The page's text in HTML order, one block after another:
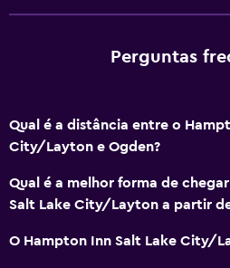
Perguntas
Qual é a distância entre o
City/Layton e Ogden?
Qual é a melhor forma de
Salt Lake City/Layton a partir
O Hampton Inn Salt Lake City/